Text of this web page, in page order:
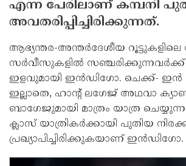
എന്ന പേരിലാണ് കമ്പനി
അവതരിപ്പിച്ചിരിക്കുന്നത്.
ആഭ്യന്തര-അന്തര്‍ദേശീയ റൂട്ടുകളിലെ
സര്‍വീസുകളില്‍
ഇളവുമായി ഇന്‍ഡിഗോ. ചെക്ക്-
ഇല്ലാതെ, ഹാന്റ് ലഗേജ് അഥവാ
ബാഗേജുമായി മാത്രം യാത്ര
ക്ലാസ് യാത്രികര്‍ക്കായി പുതിയ
പ്രഖ്യാപിച്ചിരിക്കുകയാണ് ഇന്‍ഡിഗോ.